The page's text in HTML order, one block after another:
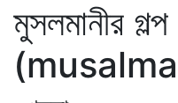
মুসলমানীর গল্প